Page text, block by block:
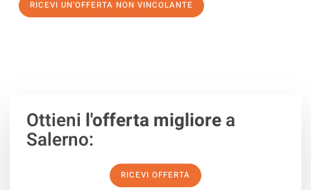
RICEVI UN'OFFERTA NON VINCOLANTE
Ottieni l'offerta migliorea
Salerno:
RICEVI OFFERTA